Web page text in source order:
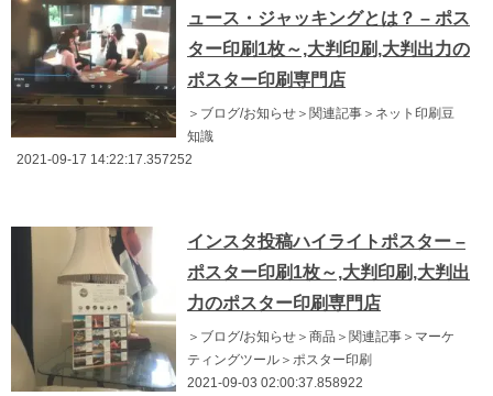
ュース・ジャッキングとは？ – ポス
ター印刷1枚～,大判印刷,大判出力の
ポスター印刷専門店
＞ブログ/お知らせ＞関連記事＞ネット印刷豆
知識
2021-09-17 14:22:17.357252
インスタ投稿ハイライトポスター –
ポスター印刷1枚～,大判印刷,大判出
力のポスター印刷専門店
＞ブログ/お知らせ＞商品＞関連記事＞マーケ
ティングツール＞ポスター印刷
2021-09-03 02:00:37.858922